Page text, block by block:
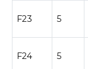
F23 5
F24 5